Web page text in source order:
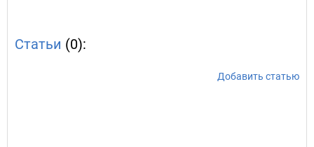
Статьи (0):
Добавить статью